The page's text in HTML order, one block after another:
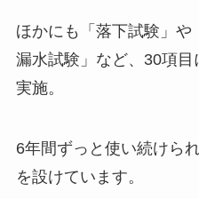
ほかにも「落下試験」
漏水試験」など、30項
実施。
6年間ずっと使い続けら
を設けています。